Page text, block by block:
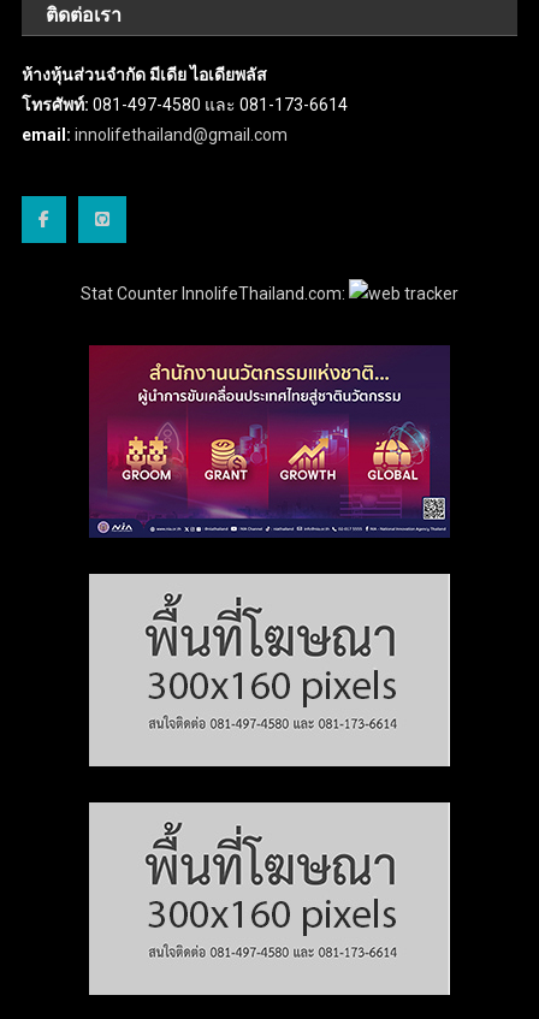
ติดต่อเรา
ห้างหุ้นส่วนจำกัด มีเดีย ไอเดียพลัส
โทรศัพท์: 081-497-4580 และ 081-173-6614
email: innolifethailand@gmail.com
Stat Counter InnolifeThailand.com: